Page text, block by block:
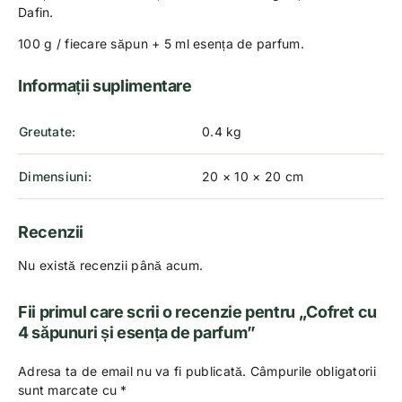
Dafin.
100 g / fiecare săpun + 5 ml esența de parfum.
Informații suplimentare
Greutate 0.4 kg
Dimensiuni 20 × 10 × 20 cm
Recenzii
Nu există recenzii până acum.
Fii primul care scrii o recenzie pentru „Cofret cu
4 săpunuri și esența de parfum”
Adresa ta de email nu va fi publicată. Câmpurile obligatorii
sunt marcate cu *